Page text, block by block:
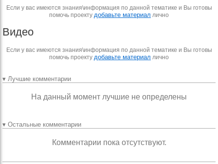
Если у вас имеются знания\информация по данной тематике и Вы готовы
помочь проекту добавьте материал лично
Видео
Если у вас имеются знания\информация по данной тематике и Вы готовы
помочь проекту добавьте материал лично
▾ Лучшие комментарии
На данный момент лучшие не определены
▾ Остальные комментарии
Комментарии пока отсутствуют.